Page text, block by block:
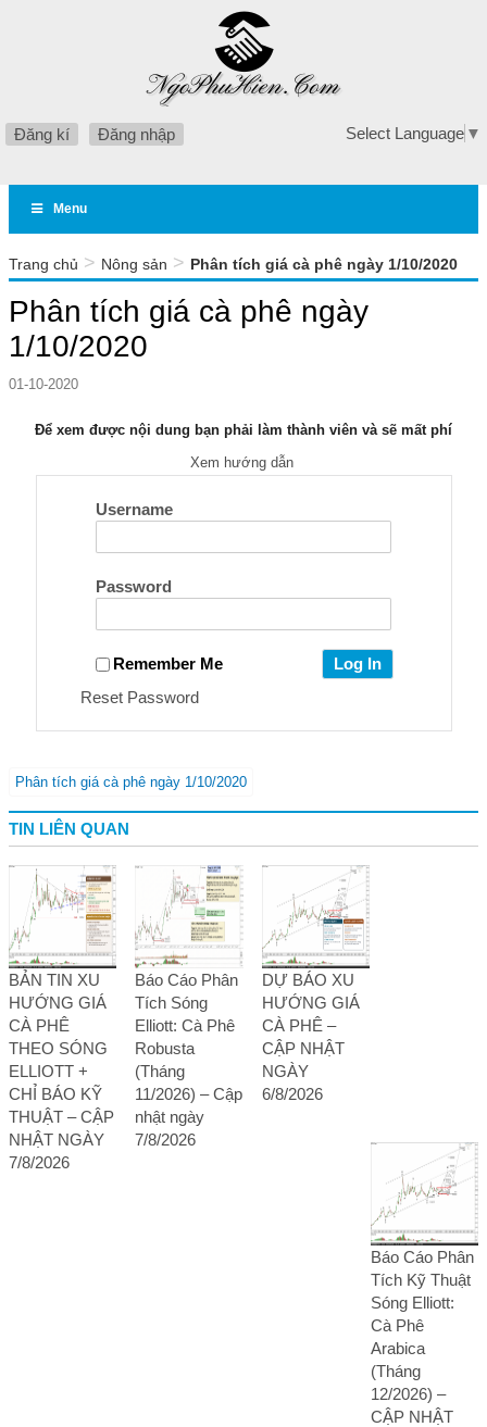
Đăng kí Đăng nhập Select Language ▼
Menu
Trang chủ > Nông sản > Phân tích giá cà phê ngày 1/10/2020
Phân tích giá cà phê ngày
1/10/2020
01-10-2020
Để xem được nội dung bạn phải làm thành viên và sẽ mất phí
Xem hướng dẫn
Username
Password
Remember Me
Reset Password
Phân tích giá cà phê ngày 1/10/2020
TIN LIÊN QUAN
BẢN TIN XU
HƯỚNG GIÁ
CÀ PHÊ
THEO SÓNG
ELLIOTT +
CHỈ BÁO KỸ
THUẬT – CẬP
NHẬT NGÀY
7/8/2026
Báo Cáo Phân
Tích Sóng
Elliott: Cà Phê
Robusta
(Tháng
11/2026) – Cập
nhật ngày
7/8/2026
DỰ BÁO XU
HƯỚNG GIÁ
CÀ PHÊ –
CẬP NHẬT
NGÀY
6/8/2026
Báo Cáo Phân
Tích Kỹ Thuật
Sóng Elliott:
Cà Phê
Arabica
(Tháng
12/2026) –
CẬP NHẬT